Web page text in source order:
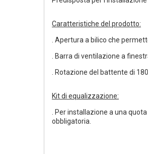
Caratteristiche del prodotto:
. Apertura a bilico che
. Barra di ventilazione a
. Rotazione del battente di
Kit di equalizzazione:
. Per installazione a una
obbligatoria.